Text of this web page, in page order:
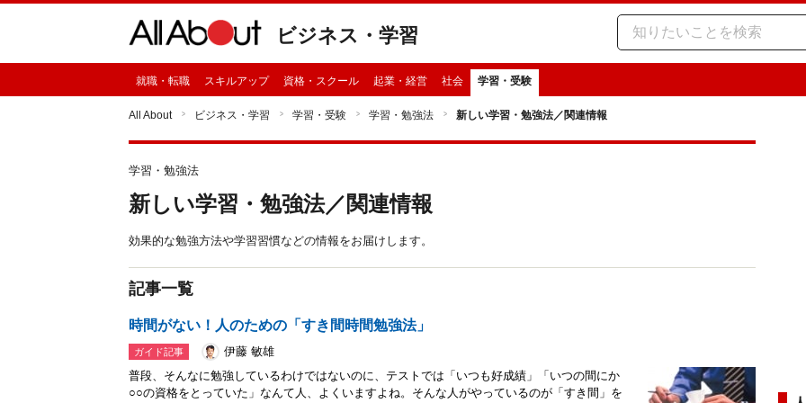
ビジネス・学習
就職・転職 スキルアップ 資格・スクール 起業・経営 社会 学習・受験
All About ビジネス・学習 学習・受験 学習・勉強法 新しい学習・勉強法／関連情報
学習・勉強法
新しい学習・勉強法／関連情報
効果的な勉強方法や学習習慣などの情報をお届けします。
記事一覧
時間がない！人のための「すき間時間勉強法」
ガイド記事
伊藤 敏雄
普段、そんなに勉強しているわけではないのに、テストでは「いつも好成績」「いつの間にか
○○の資格をとっていた」なんて人、よくいますよね。そんな人がやっているのが「すき間」を